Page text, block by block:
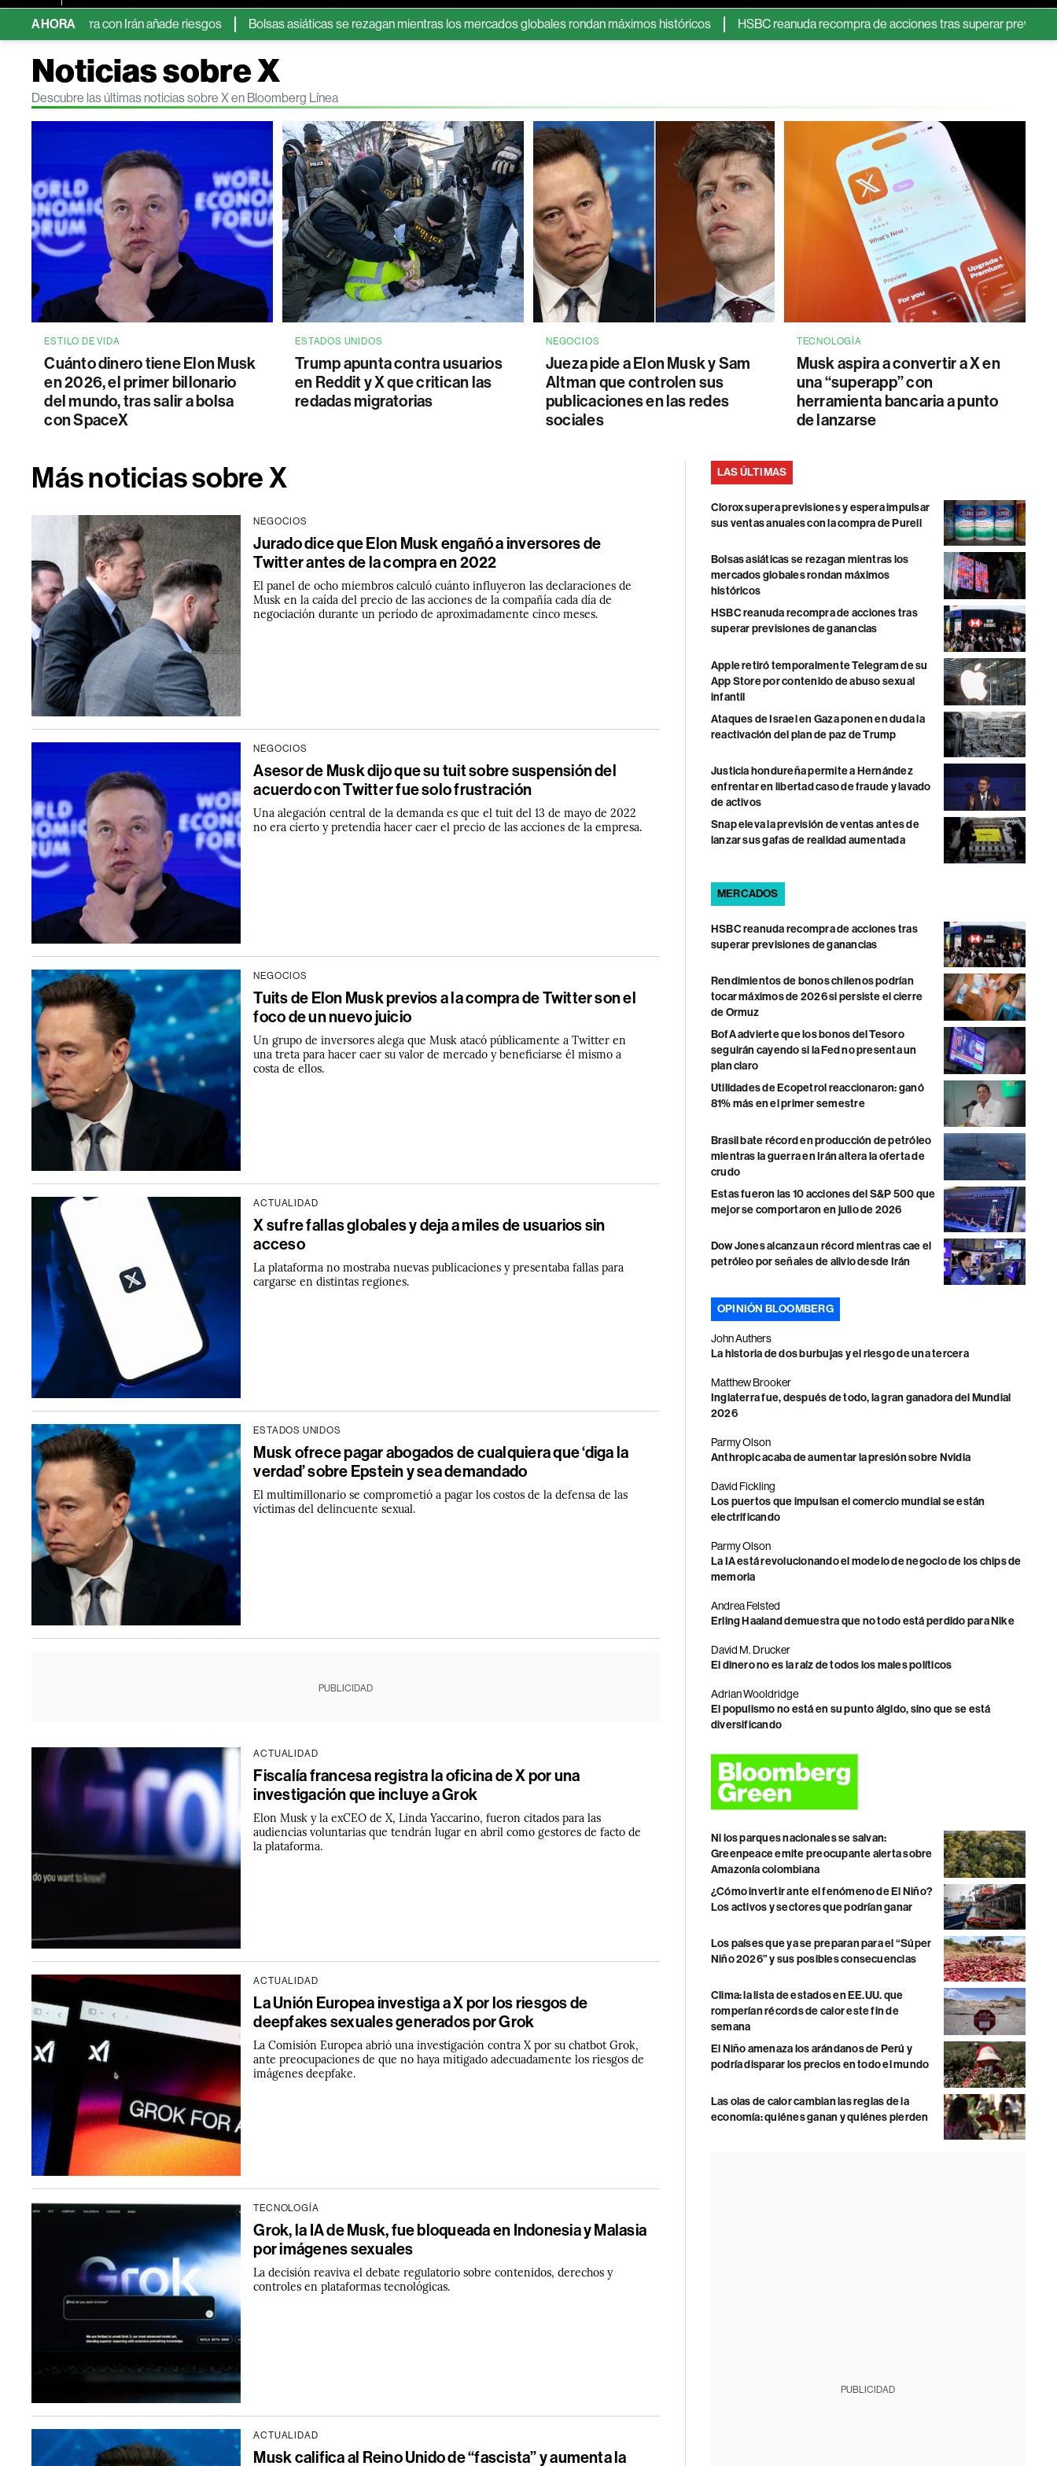
AHORA
con Irán añade riesgos Bolsas asiáticas se rezagan mientras los mercados globales rondan máximos históricos HSBC reanuda recompra de acciones tras superar previsiones de
Noticias sobre X
Descubre las últimas noticias sobre X en Bloomberg Línea
ESTILO DE VIDA
Cuánto dinero tiene Elon Musk
en 2026, el primer billonario
del mundo, tras salir a bolsa
con SpaceX
ESTADOS UNIDOS
Trump apunta contra usuarios
en Reddit y X que critican las
redadas migratorias
NEGOCIOS
Jueza pide a Elon Musk y Sam
Altman que controlen sus
publicaciones en las redes
sociales
TECNOLOGÍA
Musk aspira a convertir a X en
una “superapp” con
herramienta bancaria a punto
de lanzarse
Más noticias sobre X
NEGOCIOS
Jurado dice que Elon Musk engañó a inversores de
Twitter antes de la compra en 2022
El panel de ocho miembros calculó cuánto influyeron las declaraciones de
Musk en la caída del precio de las acciones de la compañía cada día de
negociación durante un período de aproximadamente cinco meses.
NEGOCIOS
Asesor de Musk dijo que su tuit sobre suspensión del
acuerdo con Twitter fue solo frustración
Una alegación central de la demanda es que el tuit del 13 de mayo de 2022
no era cierto y pretendía hacer caer el precio de las acciones de la empresa.
NEGOCIOS
Tuits de Elon Musk previos a la compra de Twitter son el
foco de un nuevo juicio
Un grupo de inversores alega que Musk atacó públicamente a Twitter en
una treta para hacer caer su valor de mercado y beneficiarse él mismo a
costa de ellos.
ACTUALIDAD
X sufre fallas globales y deja a miles de usuarios sin
acceso
La plataforma no mostraba nuevas publicaciones y presentaba fallas para
cargarse en distintas regiones.
ESTADOS UNIDOS
Musk ofrece pagar abogados de cualquiera que ‘diga la
verdad’ sobre Epstein y sea demandado
El multimillonario se comprometió a pagar los costos de la defensa de las
víctimas del delincuente sexual.
PUBLICIDAD
ACTUALIDAD
Fiscalía francesa registra la oficina de X por una
investigación que incluye a Grok
Elon Musk y la exCEO de X, Linda Yaccarino, fueron citados para las
audiencias voluntarias que tendrán lugar en abril como gestores de facto de
la plataforma.
ACTUALIDAD
La Unión Europea investiga a X por los riesgos de
deepfakes sexuales generados por Grok
La Comisión Europea abrió una investigación contra X por su chatbot Grok,
ante preocupaciones de que no haya mitigado adecuadamente los riesgos de
imágenes deepfake.
TECNOLOGÍA
Grok, la IA de Musk, fue bloqueada en Indonesia y Malasia
por imágenes sexuales
La decisión reaviva el debate regulatorio sobre contenidos, derechos y
controles en plataformas tecnológicas.
ACTUALIDAD
Musk califica al Reino Unido de “fascista” y aumenta la
LAS ÚLTIMAS
Clorox supera previsiones y espera impulsar
sus ventas anuales con la compra de Purell
Bolsas asiáticas se rezagan mientras los
mercados globales rondan máximos
históricos
HSBC reanuda recompra de acciones tras
superar previsiones de ganancias
Apple retiró temporalmente Telegram de su
App Store por contenido de abuso sexual
infantil
Ataques de Israel en Gaza ponen en duda la
reactivación del plan de paz de Trump
Justicia hondureña permite a Hernández
enfrentar en libertad caso de fraude y lavado
de activos
Snap eleva la previsión de ventas antes de
lanzar sus gafas de realidad aumentada
MERCADOS
HSBC reanuda recompra de acciones tras
superar previsiones de ganancias
Rendimientos de bonos chilenos podrían
tocar máximos de 2026 si persiste el cierre
de Ormuz
BofA advierte que los bonos del Tesoro
seguirán cayendo si la Fed no presenta un
plan claro
Utilidades de Ecopetrol reaccionaron: ganó
81% más en el primer semestre
Brasil bate récord en producción de petróleo
mientras la guerra en Irán altera la oferta de
crudo
Estas fueron las 10 acciones del S&P 500 que
mejor se comportaron en julio de 2026
Dow Jones alcanza un récord mientras cae el
petróleo por señales de alivio desde Irán
OPINIÓN BLOOMBERG
John Authers
La historia de dos burbujas y el riesgo de una tercera
Matthew Brooker
Inglaterra fue, después de todo, la gran ganadora del Mundial
2026
Parmy Olson
Anthropic acaba de aumentar la presión sobre Nvidia
David Fickling
Los puertos que impulsan el comercio mundial se están
electrificando
Parmy Olson
La IA está revolucionando el modelo de negocio de los chips de
memoria
Andrea Felsted
Erling Haaland demuestra que no todo está perdido para Nike
David M. Drucker
El dinero no es la raíz de todos los males políticos
Adrian Wooldridge
El populismo no está en su punto álgido, sino que se está
diversificando
Ni los parques nacionales se salvan:
Greenpeace emite preocupante alerta sobre
Amazonía colombiana
¿Cómo invertir ante el fenómeno de El Niño?
Los activos y sectores que podrían ganar
Los países que ya se preparan para el “Súper
Niño 2026” y sus posibles consecuencias
Clima: la lista de estados en EE.UU. que
romperían récords de calor este fin de
semana
El Niño amenaza los arándanos de Perú y
podría disparar los precios en todo el mundo
Las olas de calor cambian las reglas de la
economía: quiénes ganan y quiénes pierden
PUBLICIDAD